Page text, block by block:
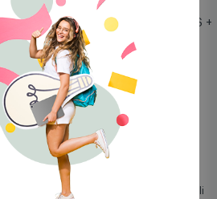
256 GB
Fotocamera principale da 50MP OIS +
Con AI, Con autofocus, Con doppio
Low Blue Light Certified | SGS Log
Pantone Certified
ricarica wireless
15
a349 puntiComet Mia
a un operatore quindi sono utilizzabili